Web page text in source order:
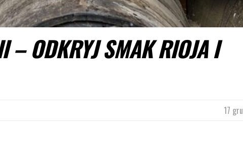
– ODKRYJ SMAK RIOJA I
17